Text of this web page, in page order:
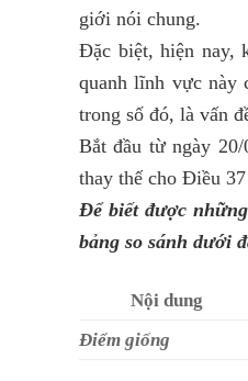
giới nói chung.
Đặc biệt, hiện nay,
quanh lĩnh vực này
trong số đó, là vấn
Bắt đầu từ ngày
thay thế cho Điều
Để biết được
bảng so sánh dưới
Nội dung
Điểm giống